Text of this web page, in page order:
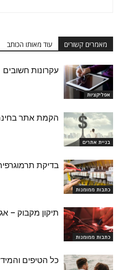
מאמרים קשורים עוד מאותו הכותב
אפליקציות
עקרונות חשובים
בניית אתרים
הקמת אתר
כתבות ממומנות
בדיקת
כתבות ממומנות
תיקון מקבוק –
כל הטיפים